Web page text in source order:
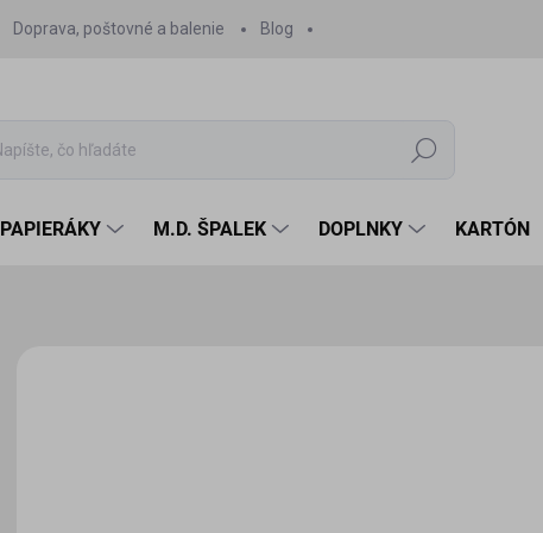
Doprava, poštovné a balenie Blog
Hľadať
PAPIERÁKY M.D. ŠPALEK DOPLNKY KARTÓN